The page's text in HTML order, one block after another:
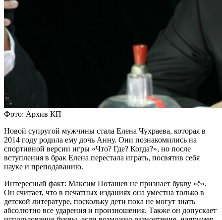
Фото: Архив КП
Новой супругой мужчины стала Елена Чухраева, которая в
2014 году родила ему дочь Анну. Они познакомились на
спортивной версии игры «Что? Где? Когда?», но после
вступления в брак Елена перестала играть, посвятив себя
науке и преподаванию.
Интересный факт: Максим Поташев не признает букву «ё».
Он считает, что в печатных изданиях она уместна только в
детской литературе, поскольку дети пока не могут знать
абсолютно все ударения и произношения. Также он допускает